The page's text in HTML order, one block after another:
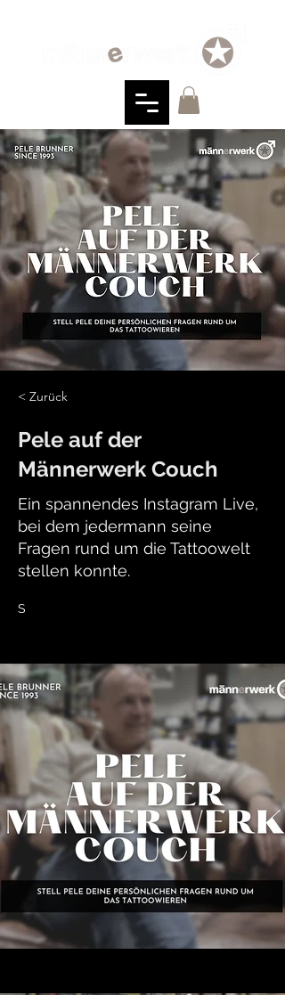
< Zurück
Pele auf der
Männerwerk Couch
Ein spannendes Instagram Live,
bei dem jedermann seine
Fragen rund um die Tattoowelt
stellen konnte.
S